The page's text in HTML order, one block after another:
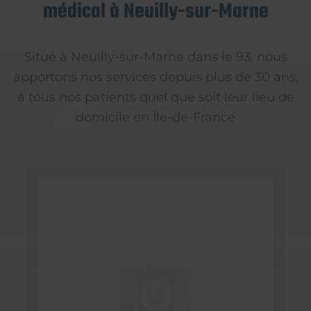
médical à Neuilly-sur-Marne
Situé à Neuilly-sur-Marne dans le 93, nous
apportons nos services depuis plus de 30 ans,
à tous nos patients quel que soit leur lieu de
domicile en Île-de-France